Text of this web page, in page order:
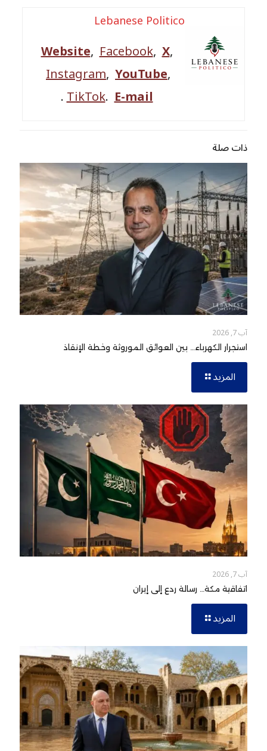
Lebanese Politico
Website,Facebook,X,
Instagram, YouTube,
TikTok.E-mail
.
ذات صلة
آب 7, 2026
استجرار الكهرباء… بين العوائق الموروثة وخطة الإنقاذ
المزيد
آب 7, 2026
اتفاقية مكة… رسالة ردع إلى إيران
المزيد